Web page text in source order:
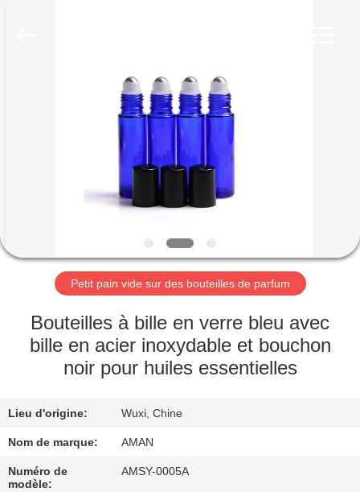
PRODUITS
LE
SPECTACLE
PROPOS
NOUS
VISITE
Petit pain vide sur des bouteilles de parfum
Bouteilles à bille en verre bleu avec
bille en acier inoxydable et bouchon
noir pour huiles essentielles
Lieu d'origine: Wuxi, Chine
Nom de marque: AMAN
Numéro de
modèle:
AMSY-0005A